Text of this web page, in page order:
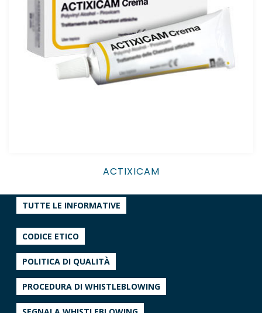
ACTIXICAM
TUTTE LE INFORMATIVE
CODICE ETICO
POLITICA DI QUALITÀ
PROCEDURA DI WHISTLEBLOWING